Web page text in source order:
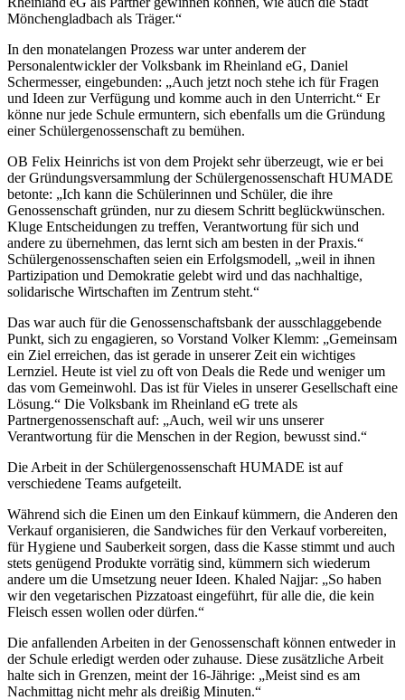
Mönchengladbach als Träger.“
In den monatelangen Prozess war unter anderem der
Personalentwickler der Volksbank im Rheinland eG, Daniel
Schermesser, eingebunden: „Auch jetzt noch stehe ich für Fragen
und Ideen zur Verfügung und komme auch in den Unterricht.“ Er
könne nur jede Schule ermuntern, sich ebenfalls um die Gründung
einer Schülergenossenschaft zu bemühen.
OB Felix Heinrichs ist von dem Projekt sehr überzeugt, wie er bei
der Gründungsversammlung der Schülergenossenschaft HUMADE
betonte: „Ich kann die Schülerinnen und Schüler, die ihre
Genossenschaft gründen, nur zu diesem Schritt beglückwünschen.
Kluge Entscheidungen zu treffen, Verantwortung für sich und
andere zu übernehmen, das lernt sich am besten in der Praxis.“
Schülergenossenschaften seien ein Erfolgsmodell, „weil in ihnen
Partizipation und Demokratie gelebt wird und das nachhaltige,
solidarische Wirtschaften im Zentrum steht.“
Das war auch für die Genossenschaftsbank der ausschlaggebende
Punkt, sich zu engagieren, so Vorstand Volker Klemm: „Gemeinsam
ein Ziel erreichen, das ist gerade in unserer Zeit ein wichtiges
Lernziel. Heute ist viel zu oft von Deals die Rede und weniger um
das vom Gemeinwohl. Das ist für Vieles in unserer Gesellschaft eine
Lösung.“ Die Volksbank im Rheinland eG trete als
Partnergenossenschaft auf: „Auch, weil wir uns unserer
Verantwortung für die Menschen in der Region, bewusst sind.“
Die Arbeit in der Schülergenossenschaft HUMADE ist auf
verschiedene Teams aufgeteilt.
Während sich die Einen um den Einkauf kümmern, die Anderen den
Verkauf organisieren, die Sandwiches für den Verkauf vorbereiten,
für Hygiene und Sauberkeit sorgen, dass die Kasse stimmt und auch
stets genügend Produkte vorrätig sind, kümmern sich wiederum
andere um die Umsetzung neuer Ideen. Khaled Najjar: „So haben
wir den vegetarischen Pizzatoast eingeführt, für alle die, die kein
Fleisch essen wollen oder dürfen.“
Die anfallenden Arbeiten in der Genossenschaft können entweder in
der Schule erledigt werden oder zuhause. Diese zusätzliche Arbeit
halte sich in Grenzen, meint der 16-Jährige: „Meist sind es am
Nachmittag nicht mehr als dreißig Minuten.“